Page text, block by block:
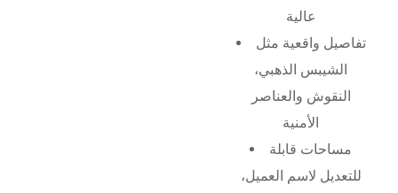
عالية
تفاصيل واقعية مثل
الشيبس الذهبي،
النقوش والعناصر
الأمنية
مساحات قابلة
للتعديل لاسم العميل،